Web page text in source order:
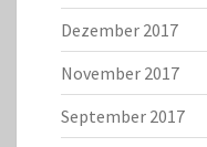
Dezember 2017
November 2017
September 2017